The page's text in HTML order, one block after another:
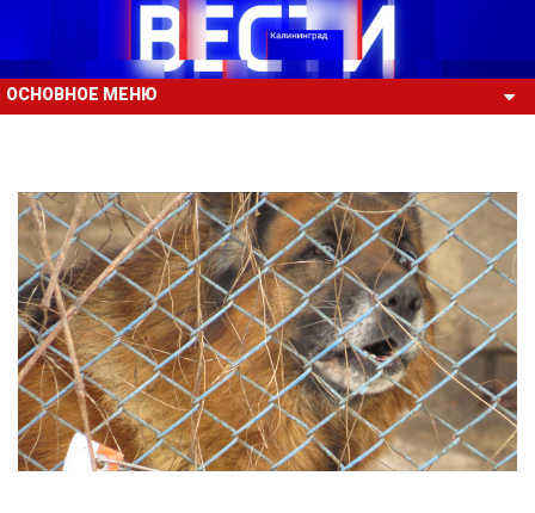
ОСНОВНОЕ МЕНЮ